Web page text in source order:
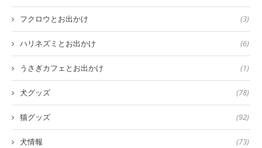
フクロウとお出かけ (3)
ハリネズミとお出かけ (6)
うさぎカフェとお出かけ (1)
犬グッズ (78)
猫グッズ (92)
犬情報 (73)